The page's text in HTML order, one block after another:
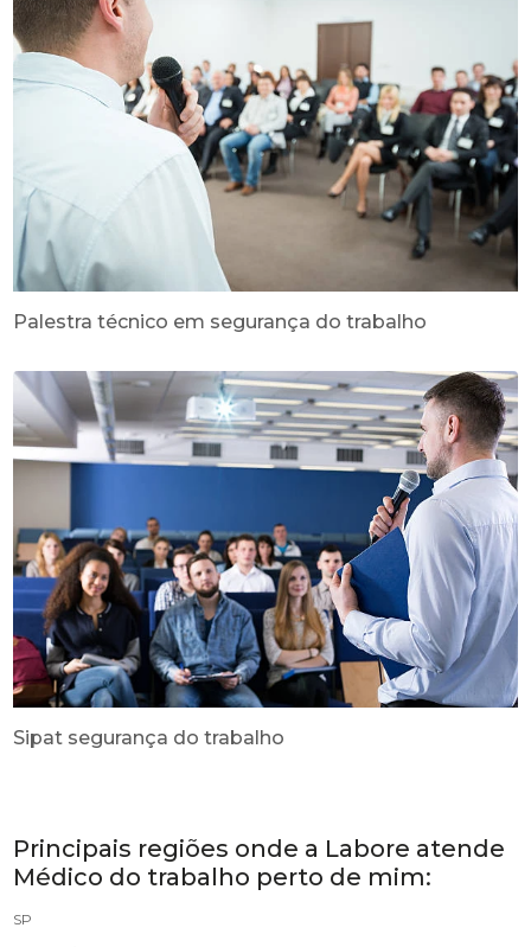
Palestra técnico em segurança do trabalho
Sipat segurança do trabalho
Principais regiões onde a Labore atende
Médico do trabalho perto de mim:
SP